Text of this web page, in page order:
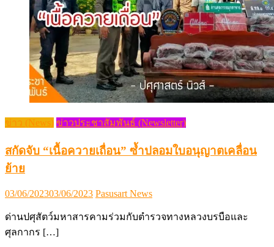
ข่าว (News) ข่าวประชาสัมพันธ์ (Newsletter)
สกัดจับ “เนื้อควายเถื่อน” ซ้ำปลอมใบอนุญาตเคลื่อน
ย้าย
Posted
03/06/202303/06/2023 Author
Pasusart News
ด่านปศุสัตว์มหาสารคามร่วมกับตำรวจทางหลวงบรบือและ
ศุลกากร […]